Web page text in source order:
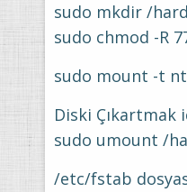
sudo mkdir /
sudo chmod -R
sudo mount -t
Diski Çıkartmak
sudo umount /
/etc/fstab